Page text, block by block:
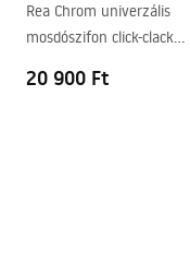
Csaptelep szerelési lyuk
Rea Chrom univerzális
mosdószifon click-clack
20 900 Ft